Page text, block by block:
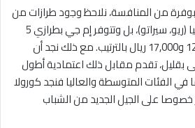
من المنافسة، نلاحظ وجود طرازات من
هونداي (أكسنت، إلنترا) وكيا (ريو، سيراتو)، بل وتتوفر إم جي بطرازي 5
و350 بأسعار تبدأ من 12,500 و17,000 ريال بالترتيب. مع ذلك نجد أن
بقليل، تقدم مقابل ذلك اعتمادية أطول
الفئات المتوسطة والعاليا فنجد كورولا
على الجيل الجديد من الشباب